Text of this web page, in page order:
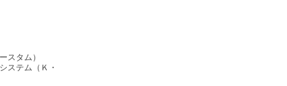
タム）
ステム（Ｋ・